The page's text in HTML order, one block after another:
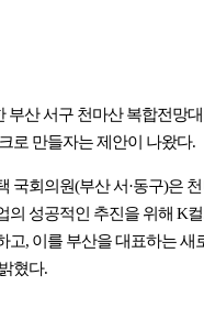
부산 서구 천마산 복합전망대
로 만들자는 제안이 나왔다.
국회의원(부산 서·동구)은
의 성공적인 추진을 위해 K
고, 이를 부산을 대표하는 새
혔다.